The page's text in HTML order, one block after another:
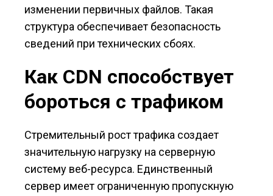
изменении первичных файлов. Такая
структура обеспечивает безопасность
сведений при технических сбоях.
Как CDN способствует
бороться с трафиком
Стремительный рост трафика создает
значительную нагрузку на серверную
систему веб-ресурса. Единственный
сервер имеет ограниченную пропускную